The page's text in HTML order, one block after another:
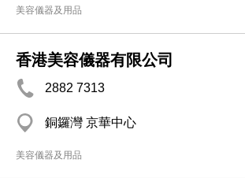
美容儀器及用品
香港美容儀器有限公司
2882 7313
銅鑼灣 京華中心
美容儀器及用品